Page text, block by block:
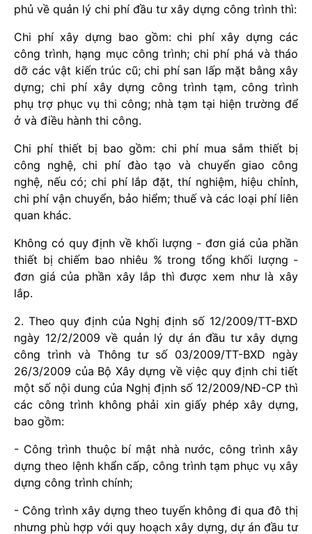
phủ về quản lý chi phí đầu tư xây dựng công trình thì:
Chi phí xây dựng bao gồm: chi phí xây dựng các
công trình, hạng mục công trình; chi phí phá và tháo
dỡ các vật kiến trúc cũ; chi phí san lấp mặt bằng xây
dựng; chi phí xây dựng công trình tạm, công trình
phụ trợ phục vụ thi công; nhà tạm tại hiện trường để
ở và điều hành thi công.
Chi phí thiết bị bao gồm: chi phí mua sắm thiết bị
công nghệ, chi phí đào tạo và chuyển giao công
nghệ, nếu có; chi phí lắp đặt, thí nghiệm, hiệu chỉnh,
chi phí vận chuyển, bảo hiểm; thuế và các loại phí liên
quan khác.
Không có quy định về khối lượng - đơn giá của phần
thiết bị chiếm bao nhiêu % trong tổng khối lượng -
đơn giá của phần xây lắp thì được xem như là xây
lắp.
2. Theo quy định của Nghị định số 12/2009/TT-BXD
ngày 12/2/2009 về quản lý dự án đầu tư xây dựng
công trình và Thông tư số 03/2009/TT-BXD ngày
26/3/2009 của Bộ Xây dựng về việc quy định chi tiết
một số nội dung của Nghị định số 12/2009/NĐ-CP thì
các công trình không phải xin giấy phép xây dựng,
bao gồm:
- Công trình thuộc bí mật nhà nước, công trình xây
dựng theo lệnh khẩn cấp, công trình tạm phục vụ xây
dựng công trình chính;
- Công trình xây dựng theo tuyến không đi qua đô thị
nhưng phù hợp với quy hoạch xây dựng, dự án đầu tư